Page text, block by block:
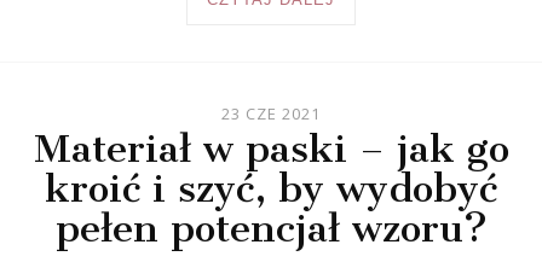
23 CZE 2021
Materiał w paski – jak go
kroić i szyć, by wydobyć
pełen potencjał wzoru?